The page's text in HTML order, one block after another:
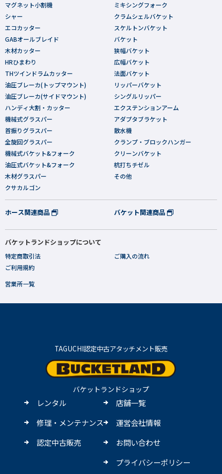
マグネット小割機
シャー
エコカッター
GABオールブレイド
木材カッター
HRひまわり
THツインドラムカッター
油圧ブレーカ(トップマウント)
油圧ブレーカ(サイドマウント)
ハンディ大割・カッター
機械式グラスパー
首振りグラスパー
全旋回グラスパー
機械式バケット&フォーク
油圧式バケット&フォーク
木材グラスパー
クサカルゴン
ミキシングフォーク
クラムシェルバケット
スケルトンバケット
バケット
狭幅バケット
広幅バケット
法面バケット
リッパーバケット
シングルリッパー
エクステンションアーム
アダプタブラケット
散水機
クランプ・ブロックハンガー
クリーンバケット
杭打ちチゼル
その他
ホース関連商品 バケット関連商品
バケットランドショップについて
特定商取引法
ご利用規約
ご購入の流れ
営業所一覧
TAGUCHI認定中古アタッチメント販売
バケットランドショップ
レンタル
修理・メンテナンス
認定中古販売
店舗一覧
運営会社情報
お問い合わせ
プライバシーポリシー